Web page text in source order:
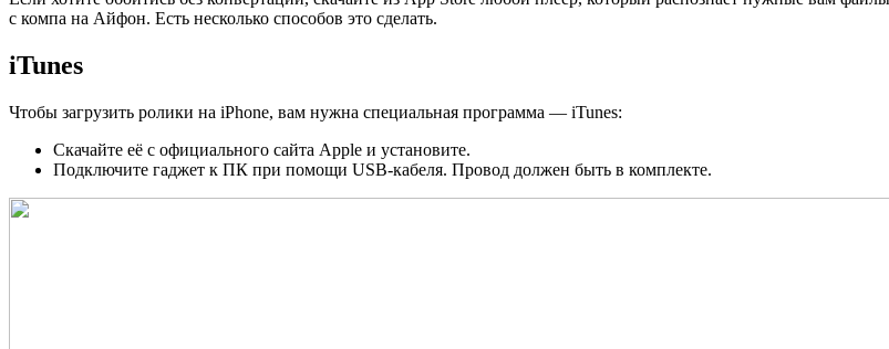
с компа на Айфон. Есть несколько способов это сделать.
iTunes
Чтобы загрузить ролики на iPhone, вам нужна специальная программа — iTunes:
Скачайте её с официального сайта Apple и установите.
Подключите гаджет к ПК при помощи USB-кабеля. Провод должен быть в комплекте.